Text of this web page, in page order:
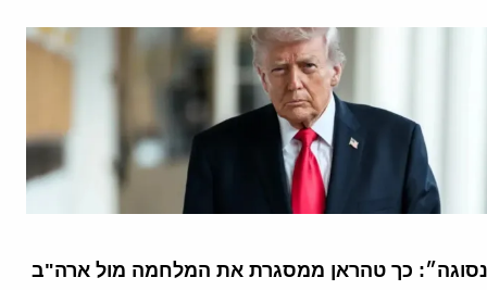
כך טהראן ממסגרת את המלחמה מול ארה"ב